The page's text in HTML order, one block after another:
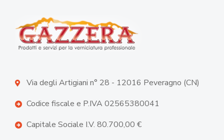
Via degli Artigiani n° 28 - 12016 Peveragno (CN)
Codice fiscale e P.IVA 02565380041
Capitale Sociale I.V. 80.700,00 €